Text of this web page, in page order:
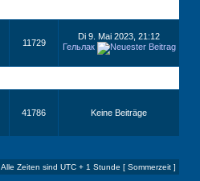
11729
Di 9. Mai 2023, 21:12
Гельлак
41786 Keine Beiträge
Alle Zeiten sind UTC + 1 Stunde [ Sommerzeit ]